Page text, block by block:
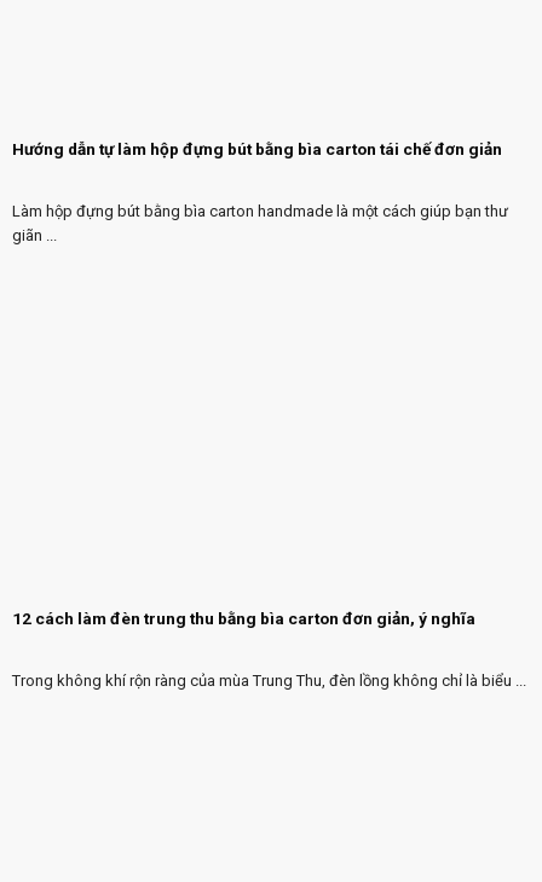
Hướng dẫn tự làm hộp đựng bút bằng bìa carton tái chế đơn giản
Làm hộp đựng bút bằng bìa carton handmade là một cách giúp bạn thư
giãn ...
12 cách làm đèn trung thu bằng bìa carton đơn giản, ý nghĩa
Trong không khí rộn ràng của mùa Trung Thu, đèn lồng không chỉ là biểu ...